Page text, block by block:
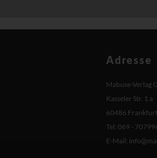
Adresse
Mabuse-Verlag
Kasseler Str. 1 a
60486
Tel: 069 -
E-Mail: